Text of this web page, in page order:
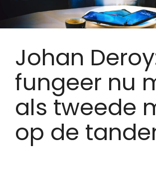
Johan
fungeer nu
als tweede
op de